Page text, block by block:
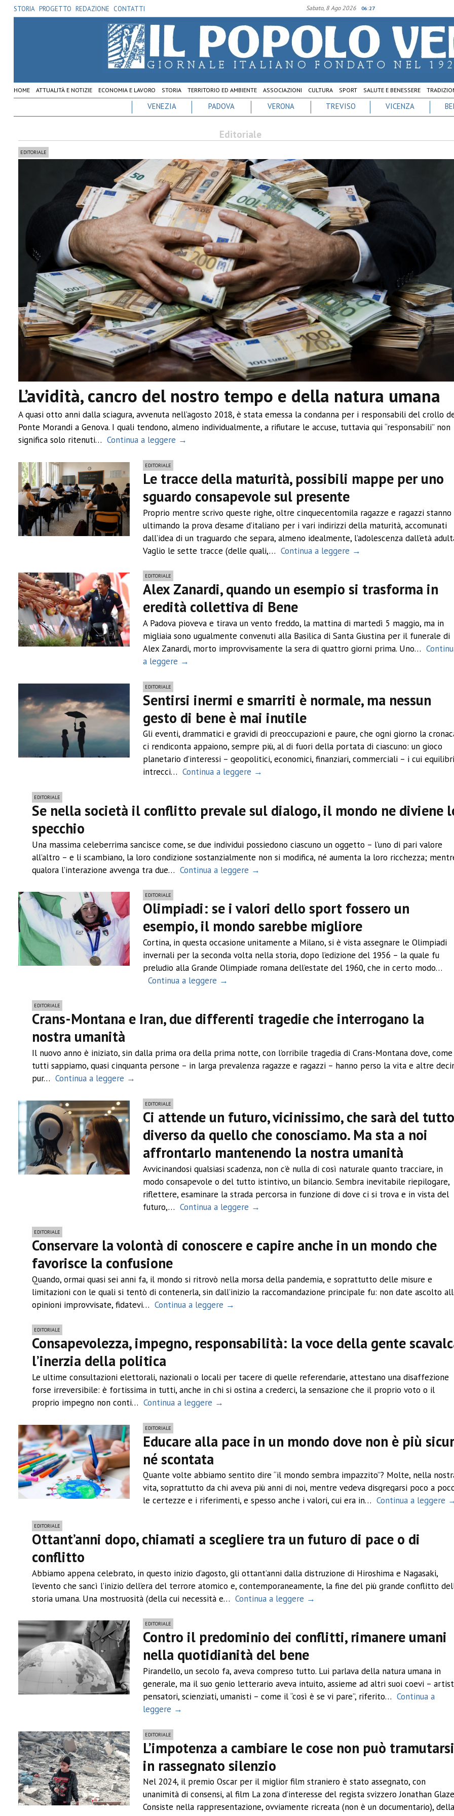
STORIA PROGETTO REDAZIONE CONTATTI Sabato, 8 Ago 2026 06:27
HOME ATTUALITÀ E NOTIZIE ECONOMIA E LAVORO STORIA TERRITORIO ED AMBIENTE ASSOCIAZIONI CULTURA SPORT SALUTE E BENESSERE
VENEZIA PADOVA VERONA TREVISO VICENZA
Editoriale
EDITORIALE
L’avidità, cancro del nostro tempo e della natura umana
A quasi otto anni dalla sciagura, avvenuta nell’agosto 2018, è stata emessa la condanna per i responsabili del crollo
Ponte Morandi a Genova. I quali tendono, almeno individualmente, a rifiutare le accuse, tuttavia qui “responsabili” non
significa solo ritenuti… Continua a leggere →
EDITORIALE
Le tracce della maturità, possibili mappe per uno
sguardo consapevole sul presente
Proprio mentre scrivo queste righe, oltre cinquecentomila ragazze e ragazzi stanno
ultimando la prova d’esame d’italiano per i vari indirizzi della maturità, accomunati
dall’idea di un traguardo che separa, almeno idealmente, l’adolescenza dall’età
Vaglio le sette tracce (delle quali,… Continua a leggere →
EDITORIALE
Alex Zanardi, quando un esempio si trasforma in
eredità collettiva di Bene
A Padova pioveva e tirava un vento freddo, la mattina di martedì 5 maggio, ma in
migliaia sono ugualmente convenuti alla Basilica di Santa Giustina per il funerale di
Alex Zanardi, morto improvvisamente la sera di quattro giorni prima. Uno…
a leggere →
EDITORIALE
Sentirsi inermi e smarriti è normale, ma nessun
gesto di bene è mai inutile
Gli eventi, drammatici e gravidi di preoccupazioni e paure, che ogni giorno la
ci rendiconta appaiono, sempre più, al di fuori della portata di ciascuno: un gioco
planetario d’interessi – geopolitici, economici, finanziari, commerciali – i cui
intrecci… Continua a leggere →
EDITORIALE
Se nella società il conflitto prevale sul dialogo, il mondo ne diviene
specchio
Una massima celeberrima sancisce come, se due individui possiedono ciascuno un oggetto – l’uno di pari valore
all’altro – e li scambiano, la loro condizione sostanzialmente non si modifica, né aumenta la loro ricchezza;
qualora l’interazione avvenga tra due… Continua a leggere →
EDITORIALE
Olimpiadi: se i valori dello sport fossero un
esempio, il mondo sarebbe migliore
Cortina, in questa occasione unitamente a Milano, si è vista assegnare le Olimpiadi
invernali per la seconda volta nella storia, dopo l’edizione del 1956 – la quale fu
preludio alla Grande Olimpiade romana dell’estate del 1960, che in certo modo…
Continua a leggere →
EDITORIALE
Crans-Montana e Iran, due differenti tragedie che interrogano la
nostra umanità
Il nuovo anno è iniziato, sin dalla prima ora della prima notte, con l’orribile tragedia di Crans-Montana dove, come
tutti sappiamo, quasi cinquanta persone – in larga prevalenza ragazze e ragazzi – hanno perso la vita e altre
pur… Continua a leggere →
EDITORIALE
Ci attende un futuro, vicinissimo, che sarà del tutto
diverso da quello che conosciamo. Ma sta a noi
affrontarlo mantenendo la nostra umanità
Avvicinandosi qualsiasi scadenza, non c’è nulla di così naturale quanto tracciare, in
modo consapevole o del tutto istintivo, un bilancio. Sembra inevitabile riepilogare,
riflettere, esaminare la strada percorsa in funzione di dove ci si trova e in vista del
futuro,… Continua a leggere →
EDITORIALE
Conservare la volontà di conoscere e capire anche in un mondo che
favorisce la confusione
Quando, ormai quasi sei anni fa, il mondo si ritrovò nella morsa della pandemia, e soprattutto delle misure e
limitazioni con le quali si tentò di contenerla, sin dall’inizio la raccomandazione principale fu: non date ascolto
opinioni improvvisate, fidatevi… Continua a leggere →
EDITORIALE
Consapevolezza, impegno, responsabilità: la voce della gente
l’inerzia della politica
Le ultime consultazioni elettorali, nazionali o locali per tacere di quelle referendarie, attestano una disaffezione
forse irreversibile: è fortissima in tutti, anche in chi si ostina a crederci, la sensazione che il proprio voto o il
proprio impegno non conti… Continua a leggere →
EDITORIALE
Educare alla pace in un mondo dove non è più
né scontata
Quante volte abbiamo sentito dire “il mondo sembra impazzito”? Molte, nella
vita, soprattutto da chi aveva più anni di noi, mentre vedeva disgregarsi poco a
le certezze e i riferimenti, e spesso anche i valori, cui era in… Continua a leggere
EDITORIALE
Ottant’anni dopo, chiamati a scegliere tra un futuro di pace o di
conflitto
Abbiamo appena celebrato, in questo inizio d’agosto, gli ottant’anni dalla distruzione di Hiroshima e Nagasaki,
l’evento che sancì l’inizio dell’era del terrore atomico e, contemporaneamente, la fine del più grande conflitto
storia umana. Una mostruosità (della cui necessità e… Continua a leggere →
EDITORIALE
Contro il predominio dei conflitti, rimanere umani
nella quotidianità del bene
Pirandello, un secolo fa, aveva compreso tutto. Lui parlava della natura umana in
generale, ma il suo genio letterario aveva intuito, assieme ad altri suoi coevi –
pensatori, scienziati, umanisti – come il “così è se vi pare”, riferito… Continua a
leggere →
EDITORIALE
L’impotenza a cambiare le cose non può tramutarsi
in rassegnato silenzio
Nel 2024, il premio Oscar per il miglior film straniero è stato assegnato, con
unanimità di consensi, al film La zona d’interesse del regista svizzero Jonathan
Consiste nella rappresentazione, ovviamente ricreata (non è un documentario), della